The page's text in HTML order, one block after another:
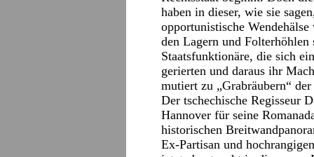
haben in dieser, wie sie
opportunistische
den Lagern und Folterhöhlen
Staatsfunktionäre, die sich
gerierten und daraus ihr
mutiert zu „Grabräubern“
Der tschechische Regisseur
Hannover für seine
historischen
Ex-Partisan und